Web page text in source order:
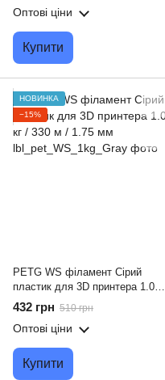
Оптові ціни
Купити
НОВИНКА
−15%
PETG WS філамент Сірий
пластик для 3D принтера 1.0 кг
/ 330 м / 1.75 мм
432 грн 510 грн
Оптові ціни
Купити